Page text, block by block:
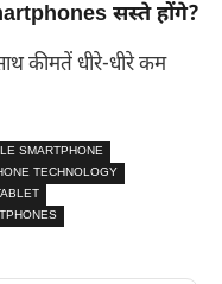
सस्ते होंगे?
कीमतें धीरे-धीरे कम
SMARTPHONE
TECHNOLOGY